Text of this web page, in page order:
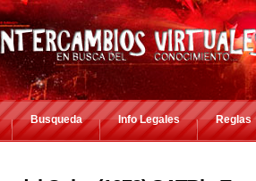
Busqueda Info Legales Reglas